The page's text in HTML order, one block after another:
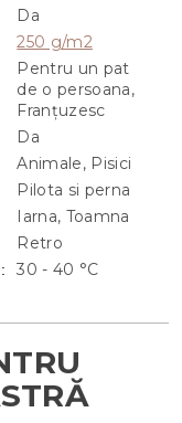
Da
250 g/m2
Pentru un pat
de o persoana,
Franțuzesc
Da
Animale, Pisici
Pilota si perna
Iarna, Toamna
Retro
: 30 - 40 °C